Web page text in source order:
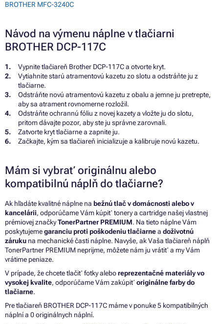
BROTHER MFC-3240C
Návod na výmenu náplne v tlačiarni
BROTHER DCP-117C
Vypnite tlačiareň Brother DCP-117C a otvorte kryt.
Vytiahnite starú atramentovú kazetu zo slotu a odstráňte ju z
tlačiarne.
Odstráňte novú atramentovú kazetu z obalu a jemne ju pretrepte,
aby sa atrament rovnomerne rozložil.
Odstráňte ochrannú fóliu z novej kazety a vložte ju do slotu,
pritom dávajte pozor, aby ste ju správne zarovnali.
Zatvorte kryt tlačiarne a zapnite ju.
Začkajte, kým sa tlačiareň inicializuje a kalibruje novú kazetu.
Mám si vybrať originálnu alebo
kompatibilnú náplň do tlačiarne?
Ak hľadáte kvalitné náplne na bežnú tlač v domácnosti alebo v
kancelárii, odporúčame Vám kúpiť tonery a cartridge našej vlastnej
prémiovej značkyTonerPartner PREMIUM. Na tieto náplne Vám
poskytujemegaranciu proti poškodeniu tlačiarnea doživotnú
záruku na mechanické časti náplne. Navyše, ak Vaša tlačiareň náplň
TonerPartner PREMIUM neprijme, môžete nám ju vrátiť a my Vám
vrátime peniaze.
V prípade, že chcete tlačiť fotky aleboreprezentačné materiály vo
vysokej kvalite, odporúčame Vám zakúpiť originálne farby do
tlačiarne.
Pre tlačiareň BROTHER DCP-117C máme v ponuke 5 kompatibilných
náplní a 0 originálnych náplní.